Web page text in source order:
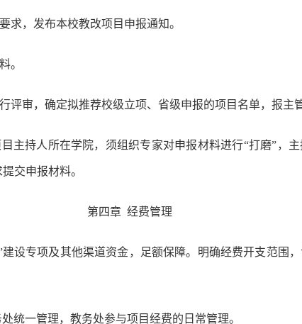
求，发布本校教改项目申报通知。
。
评审，确定拟推荐校级立项、省级申报的项目名单，报主
主持人所在学院，须组织专家对申报材料进行“打磨”，
交申报材料。
第四章 经费管理
设专项及其他渠道资金，足额保障。明确经费开支范围
统一管理，教务处参与项目经费的日常管理。